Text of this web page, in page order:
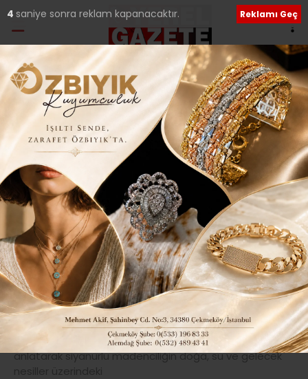
Etiket:Gümüşhane
Gümüşhane’nin Acı Feryadını Kim
Duyacak?..
Sabri Şenel, Gümüşhane’nin susuzlukla geçen geçmişini
anlatarak siyanürlü madenciliğin doğa, su ve gelecek
nesiller üzerindeki
4 saniye sonra reklam kapanacaktır. Reklamı Geç